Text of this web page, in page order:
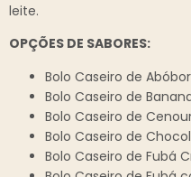
leite.
OPÇÕES DE SABORES:
Bolo Caseiro de
Bolo Caseiro de
Bolo Caseiro de
Bolo Caseiro de
Bolo Caseiro de Fubá